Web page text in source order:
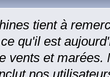
tient à
qu'il est
vents et
nos